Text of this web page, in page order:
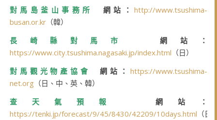
對馬島釜山事務所 網站：http://www.tsushima-
busan.or.kr （韓）
長崎縣對馬市 網站：
https://www.city.tsushima.nagasaki.jp/index.html （日）
對馬觀光物產協會網站：https://www.tsushima-
net.org （日、中、英、韓）
查天氣預報 網站：
https://tenki.jp/forecast/9/45/8430/42209/10days.html （日